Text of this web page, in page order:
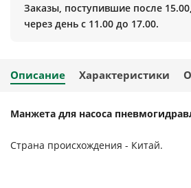
Заказы, поступившие после
через день с 11.00 до 17.00.
Описание Характеристики
Манжета для насоса
Страна происхождения - Китай.